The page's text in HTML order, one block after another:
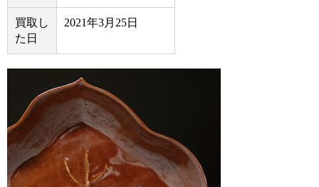
買取し
た日
2021年3月25日